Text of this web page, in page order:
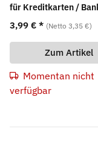
für Kreditkarten /
3er Set
3,99 € * (Netto 3,35 €)
Zum Artikel
Momentan nicht
verfügbar